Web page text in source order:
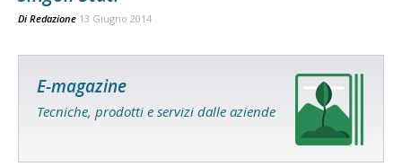
Di Redazione 13 Giugno 2014
E-magazine
Tecniche, prodotti e servizi dalle aziende